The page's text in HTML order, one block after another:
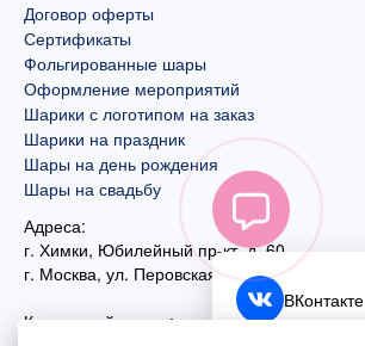
Договор оферты
Сертификаты
Фольгированные шары
Оформление мероприятий
Шарики с логотипом на заказ
Шарики на праздник
Шары на день рождения
Шары на свадьбу
Адреса:
г. Химки, Юбилейный пр-кт, д. 60
г. Москва, ул. Перовская, д. 59
Контактный номер:
ВКонтакте